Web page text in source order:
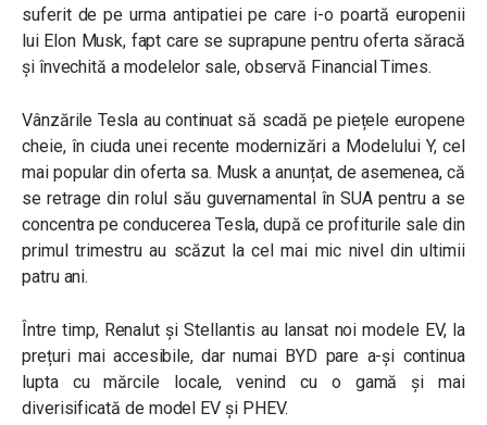
suferit de pe urma antipatiei pe care i-o poartă europenii
lui Elon Musk, fapt care se suprapune pentru oferta săracă
și învechită a modelelor sale, observă Financial Times.
Vânzările Tesla au continuat să scadă pe piețele europene
cheie, în ciuda unei recente modernizări a Modelului Y, cel
mai popular din oferta sa. Musk a anunțat, de asemenea, că
se retrage din rolul său guvernamental în SUA pentru a se
concentra pe conducerea Tesla, după ce profiturile sale din
primul trimestru au scăzut la cel mai mic nivel din ultimii
patru ani.
Între timp, Renalut și Stellantis au lansat noi modele EV, la
prețuri mai accesibile, dar numai BYD pare a-și continua
lupta cu mărcile locale, venind cu o gamă și mai
diverisificată de model EV și PHEV.